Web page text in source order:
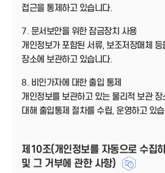
접근을 통제하고 있습니다.
7. 문서보안을 위한 잠금장치 사용
개인정보가 포함된 서류, 보조저장매체
장소에 보관하고 있습니다.
8. 비인가자에 대한 출입 통제
개인정보를 보관하고 있는 물리적 보관 장
대해 출입통제 절차를 수립, 운영하고 있
제10조(개인정보를 자동으로 수집
및 그 거부에 관한 사항)